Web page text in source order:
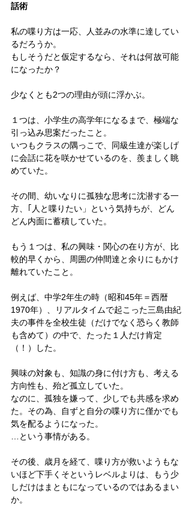
話術
私の喋り方は一応、人並みの水準に達してい
るだろうか。
もしそうだと仮定するなら、それは何故可能
になったか？
少なくとも2つの理由が頭に浮かぶ。
１つは、小学生の高学年になるまで、極端な
引っ込み思案だったこと。
いつもクラスの隅っこで、同級生達が楽しげ
に会話に花を咲かせているのを、羨ましく眺
めていた。
その間、幼いなりに孤独な思考に沈潜する一
方、｢人と喋りたい」という気持ちが、どん
どん内面に蓄積していた。
もう１つは、私の興味・関心の在り方が、比
較的早くから、周囲の仲間達と余りにもかけ
離れていたこと。
例えば、中学2年生の時（昭和45年＝西暦
1970年）、リアルタイムで起こった三島由紀
夫の事件を全校生徒（だけでなく恐らく教師
も含めて）の中で、たった１人だけ肯定
（！）した。
興味の対象も、知識の身に付け方も、考える
方向性も、殆ど孤立していた。
なのに、孤独を嫌って、少しでも共感を求め
た。その為、自ずと自分の喋り方に僅かでも
気を配るようになった。
…という事情がある。
その後、歳月を経て、喋り方が救いようもな
いほど下手くそというレベルよりは、もう少
しだけはまともになっているのではあるまい
か。